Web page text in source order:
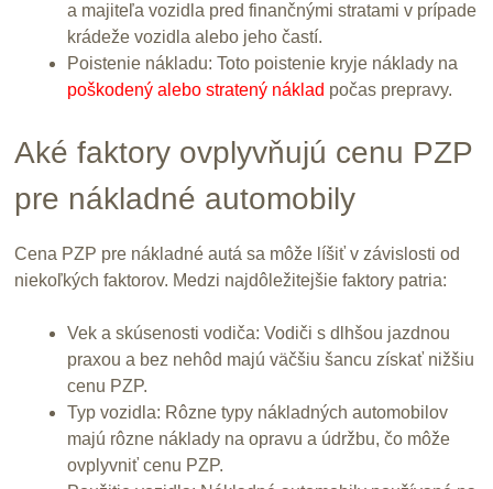
a majiteľa vozidla pred finančnými stratami v prípade
krádeže vozidla alebo jeho častí.
Poistenie nákladu: Toto poistenie kryje náklady na
poškodený alebo stratený náklad počas prepravy.
Aké faktory ovplyvňujú cenu PZP
pre nákladné automobily
Cena PZP pre nákladné autá sa môže líšiť v závislosti od
niekoľkých faktorov. Medzi najdôležitejšie faktory patria:
Vek a skúsenosti vodiča: Vodiči s dlhšou jazdnou
praxou a bez nehôd majú väčšiu šancu získať nižšiu
cenu PZP.
Typ vozidla: Rôzne typy nákladných automobilov
majú rôzne náklady na opravu a údržbu, čo môže
ovplyvniť cenu PZP.